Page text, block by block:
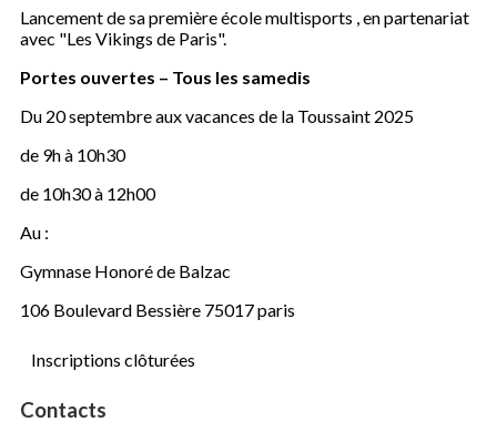
Lancement de sa première école multisports , en partenariat
avec "Les Vikings de Paris".
Portes ouvertes – Tous les samedis
Du 20 septembre aux vacances de la Toussaint 2025
de 9h à 10h30
de 10h30 à 12h00
Au :
Gymnase Honoré de Balzac
106 Boulevard Bessière 75017 paris
Inscriptions clôturées
Contacts